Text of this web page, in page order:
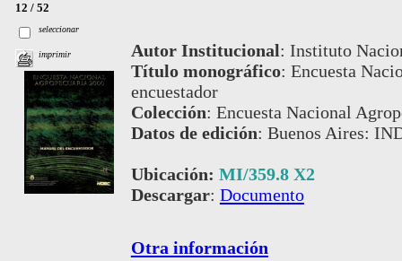
12 / 52
seleccionar
imprimir Autor Institucional: Instituto
Título monográfico: Encuesta
encuestador
Colección: Encuesta Nacional
Datos de edición: Buenos Aires:
Ubicación: MI/359.8 X2
Descargar: Documento
Otra información